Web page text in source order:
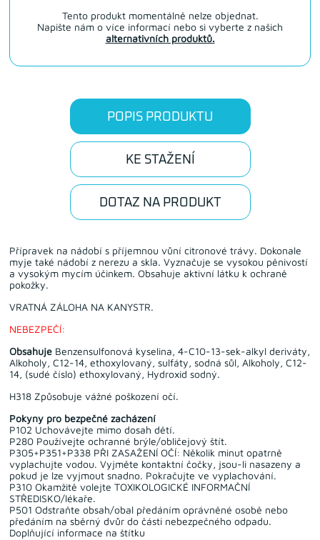
Tento produkt momentálně nelze objednat.
Napište nám o více informací nebo si vyberte z našich
alternativních produktů.
POPIS PRODUKTU
KE STAŽENÍ
DOTAZ NA PRODUKT
Přípravek na nádobí s příjemnou vůní citronové trávy. Dokonale
myje také nádobí z nerezu a skla. Vyznačuje se vysokou pěnivostí
a vysokým mycím účinkem. Obsahuje aktivní látku k ochraně
pokožky.
VRATNÁ ZÁLOHA NA KANYSTR.
NEBEZPEČÍ:
Obsahuje Benzensulfonová kyselina, 4-C10-13-sek-alkyl deriváty,
Alkoholy, C12-14, ethoxylovaný, sulfáty, sodná sůl, Alkoholy, C12-
14, (sudé číslo) ethoxylovaný, Hydroxid sodný.
H318 Způsobuje vážné poškození očí.
Pokyny pro bezpečné zacházení
P102 Uchovávejte mimo dosah dětí.
P280 Používejte ochranné brýle/obličejový štít.
P305+P351+P338 PŘI ZASAŽENÍ OČÍ: Několik minut opatrně
vyplachujte vodou. Vyjměte kontaktní čočky, jsou-li nasazeny a
pokud je lze vyjmout snadno. Pokračujte ve vyplachování.
P310 Okamžitě volejte TOXIKOLOGICKÉ INFORMAČNÍ
STŘEDISKO/lékaře.
P501 Odstraňte obsah/obal předáním oprávněné osobě nebo
předáním na sběrný dvůr do části nebezpečného odpadu.
Doplňující informace na štítku